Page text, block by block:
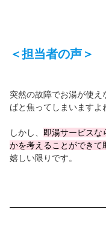
＜担当者の声＞
突然の故障でお湯が使
ばと焦ってしまいますよ
しかし、
即湯サービスな
かを考えることができて
嬉しい限りです。